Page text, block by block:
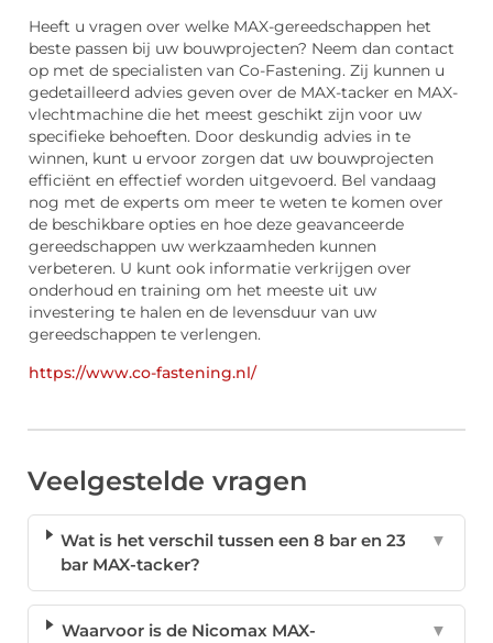
Heeft u vragen over welke MAX-gereedschappen het
beste passen bij uw bouwprojecten? Neem dan contact
op met de specialisten van Co-Fastening. Zij kunnen u
gedetailleerd advies geven over de MAX-tacker en MAX-
vlechtmachine die het meest geschikt zijn voor uw
specifieke behoeften. Door deskundig advies in te
winnen, kunt u ervoor zorgen dat uw bouwprojecten
efficiënt en effectief worden uitgevoerd. Bel vandaag
nog met de experts om meer te weten te komen over
de beschikbare opties en hoe deze geavanceerde
gereedschappen uw werkzaamheden kunnen
verbeteren. U kunt ook informatie verkrijgen over
onderhoud en training om het meeste uit uw
investering te halen en de levensduur van uw
gereedschappen te verlengen.
https://www.co-fastening.nl/
Veelgestelde vragen
Wat is het verschil tussen een 8 bar en 23
bar MAX-tacker?
▼
Waarvoor is de Nicomax MAX-
▼